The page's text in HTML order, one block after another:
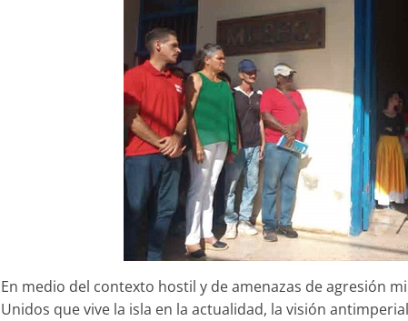
En medio del contexto hostil y de amenazas de agresión
Unidos que vive la isla en la actualidad, la visión